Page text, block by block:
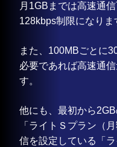
月1GBまでは高速通
128kbps制限になりま
また、100MBごとに
必要であれば高速通
す。
他にも、最初から
「ライトＳプラン（
信を設定している「